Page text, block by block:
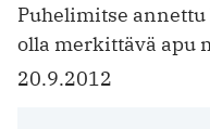
Puhelimitse
olla merkittävä apu
20.9.2012